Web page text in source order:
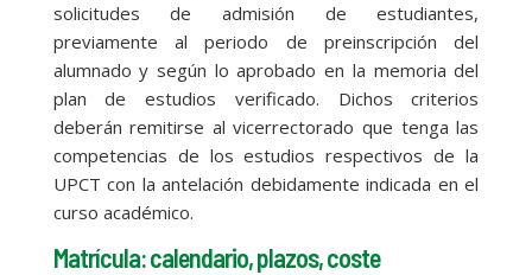
solicitudes de admisión de estudiantes,
previamente al periodo de preinscripción del
alumnado y según lo aprobado en la memoria del
plan de estudios verificado. Dichos criterios
deberán remitirse al vicerrectorado que tenga las
competencias de los estudios respectivos de la
UPCT con la antelación debidamente indicada en el
curso académico.
Matrícula: calendario, plazos, coste